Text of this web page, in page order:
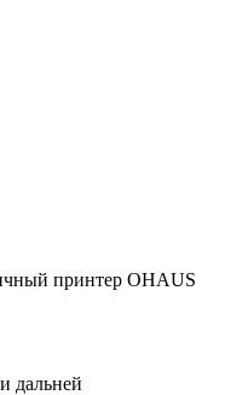
принтер OHAUS
дальней